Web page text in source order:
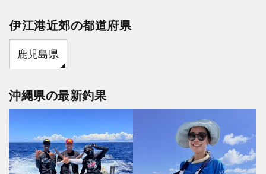
伊江港近郊の都道府県
鹿児島県
沖縄県の最新釣果